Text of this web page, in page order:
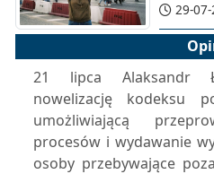
29-
21 lipca Alaksandr
nowelizację kodeksu
umożliwiającą
procesów i wydawanie
osoby przebywające